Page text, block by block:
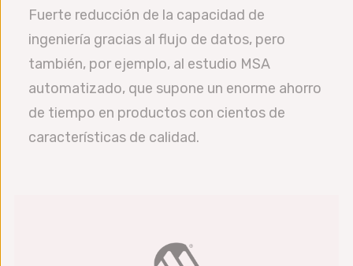
Fuerte reducción de la capacidad de
ingeniería gracias al flujo de datos, pero
también, por ejemplo, al estudio MSA
automatizado, que supone un enorme ahorro
de tiempo en productos con cientos de
características de calidad.